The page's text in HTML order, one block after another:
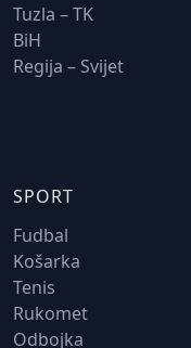
Tuzla – TK
BiH
Regija – Svijet
SPORT
Fudbal
Košarka
Tenis
Rukomet
Odbojka